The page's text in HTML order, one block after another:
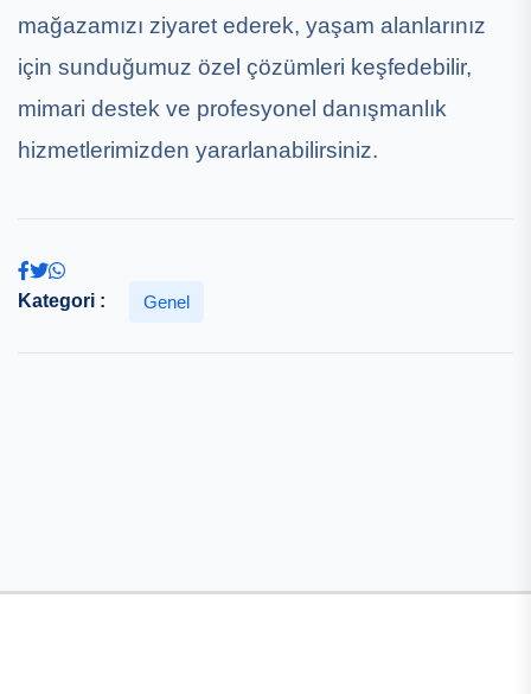
mağazamızı ziyaret ederek, yaşam alanlarınız
için sunduğumuz özel çözümleri keşfedebilir,
mimari destek ve profesyonel danışmanlık
hizmetlerimizden yararlanabilirsiniz.
Kategori : Genel